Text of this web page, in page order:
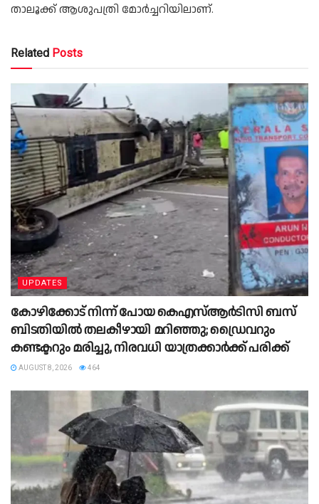
താലൂക്ക് ആശുപത്രി മോർച്ചറിയിലാണ്.
Related Posts
UPDATES
കോഴിക്കോട് നിന്ന് പോയ കെഎസ്ആർടിസി ബസ്
ബിടതിയിൽ തലകീഴായി മറിഞ്ഞു; ഡ്രൈവറും
കണ്ടക്ടറും മരിച്ചു, നിരവധി യാത്രക്കാർക്ക് പരിക്ക്
AUGUST 8, 2026 464